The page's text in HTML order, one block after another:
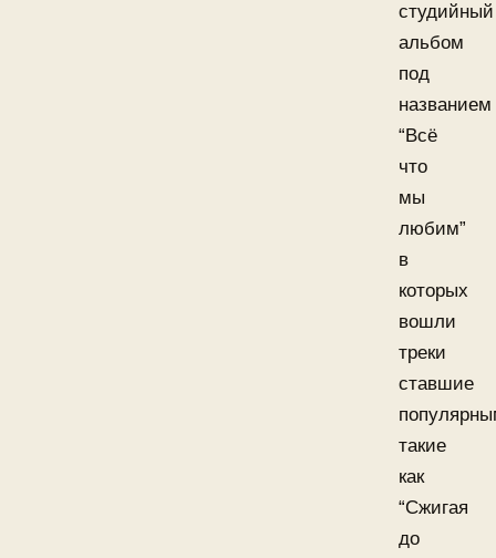
студийный
альбом
под
названием
“Всё
что
мы
любим”
в
которых
вошли
треки
ставшие
такие
как
“Сжигая
до